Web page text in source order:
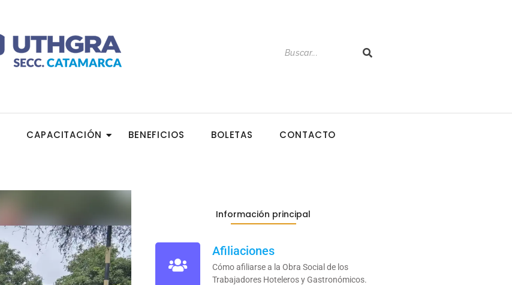
CAPACITACIÓN BENEFICIOS BOLETAS CONTACTO
Información principal
Afiliaciones
Cómo afiliarse a la Obra Social de los
Trabajadores Hoteleros y Gastronómicos.